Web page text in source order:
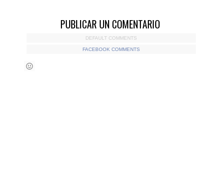
PUBLICAR UN COMENTARIO
DEFAULT COMMENTS
FACEBOOK COMMENTS